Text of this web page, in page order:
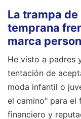
La trampa
temprana
marca
He visto a padres
tentación de
moda infantil o
el camino" para el
financiero y